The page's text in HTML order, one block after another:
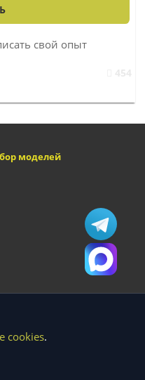
свой опыт
моделей
cookies.